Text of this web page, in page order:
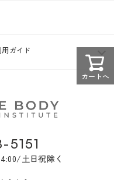
カートへ
用ガイド
土日祝除く